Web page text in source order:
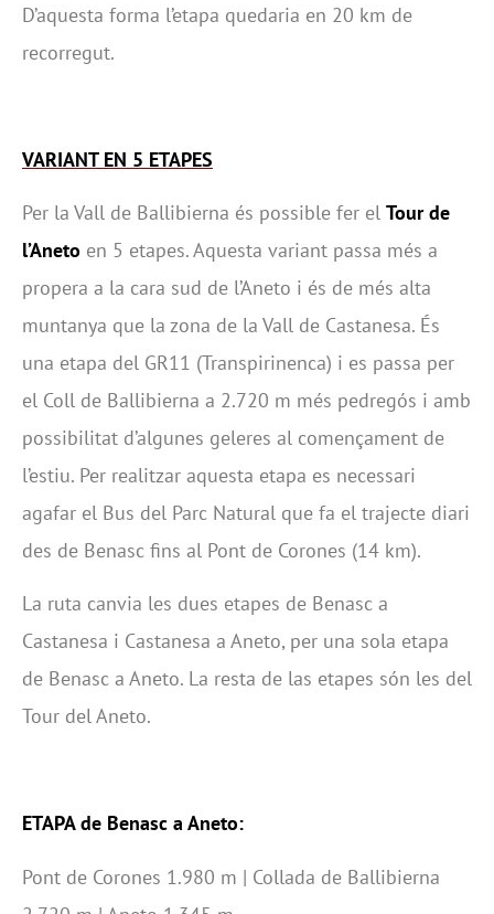
D’aquesta forma l’etapa quedaria en 20 km de
recorregut.
VARIANT EN 5 ETAPES
Per la Vall de Ballibierna és possible fer el Tour de
l’Aneto en 5 etapes. Aquesta variant passa més a
propera a la cara sud de l’Aneto i és de més alta
muntanya que la zona de la Vall de Castanesa. És
una etapa del GR11 (Transpirinenca) i es passa per
el Coll de Ballibierna a 2.720 m més pedregós i amb
possibilitat d’algunes geleres al començament de
l’estiu. Per realitzar aquesta etapa es necessari
agafar el Bus del Parc Natural que fa el trajecte diari
des de Benasc fins al Pont de Corones (14 km).
La ruta canvia les dues etapes de Benasc a
Castanesa i Castanesa a Aneto, per una sola etapa
de Benasc a Aneto. La resta de las etapes són les del
Tour del Aneto.
ETAPA de Benasc a Aneto:
Pont de Corones 1.980 m | Collada de Ballibierna